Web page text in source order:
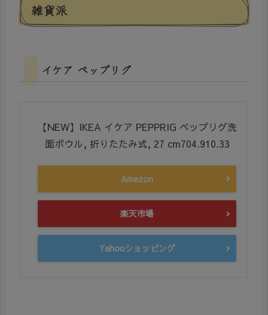
雑貨派
イケア ペップリグ
【NEW】IKEA イケア PEPPRIG ペップリグ洗
面ボウル, 折りたたみ式, 27 cm704.910.33
Amazon
楽天市場
Yahooショッピング